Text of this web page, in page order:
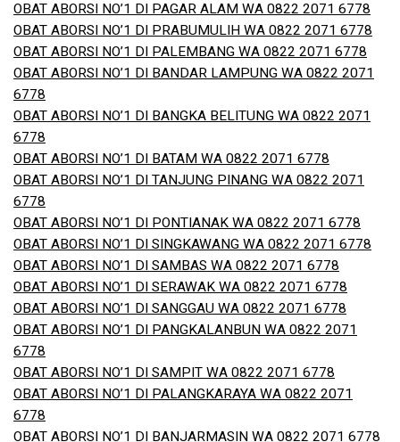
OBAT ABORSI NO’1 DI PAGAR ALAM WA 0822 2071 6778
OBAT ABORSI NO’1 DI PRABUMULIH WA 0822 2071 6778
OBAT ABORSI NO’1 DI PALEMBANG WA 0822 2071 6778
OBAT ABORSI NO’1 DI BANDAR LAMPUNG WA 0822 2071
6778
OBAT ABORSI NO’1 DI BANGKA BELITUNG WA 0822 2071
6778
OBAT ABORSI NO’1 DI BATAM WA 0822 2071 6778
OBAT ABORSI NO’1 DI TANJUNG PINANG WA 0822 2071
6778
OBAT ABORSI NO’1 DI PONTIANAK WA 0822 2071 6778
OBAT ABORSI NO’1 DI SINGKAWANG WA 0822 2071 6778
OBAT ABORSI NO’1 DI SAMBAS WA 0822 2071 6778
OBAT ABORSI NO’1 DI SERAWAK WA 0822 2071 6778
OBAT ABORSI NO’1 DI SANGGAU WA 0822 2071 6778
OBAT ABORSI NO’1 DI PANGKALANBUN WA 0822 2071
6778
OBAT ABORSI NO’1 DI SAMPIT WA 0822 2071 6778
OBAT ABORSI NO’1 DI PALANGKARAYA WA 0822 2071
6778
OBAT ABORSI NO’1 DI BANJARMASIN WA 0822 2071 6778